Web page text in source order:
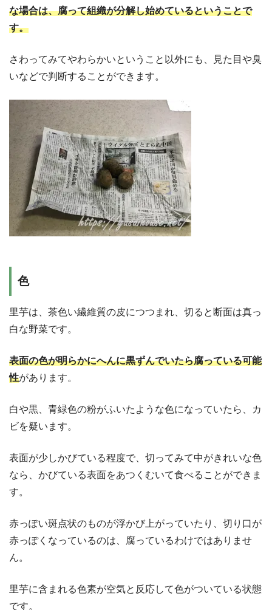
な場合は、腐って組織が分解し始めているということで
す。
さわってみてやわらかいということ以外にも、見た目や臭
いなどで判断することができます。
色
里芋は、茶色い繊維質の皮につつまれ、切ると断面は真っ
白な野菜です。
表面の色が明らかにへんに黒ずんでいたら腐っている可能
性があります。
白や黒、青緑色の粉がふいたような色になっていたら、カ
ビを疑います。
表面が少しかびている程度で、切ってみて中がきれいな色
なら、かびている表面をあつくむいて食べることができま
す。
赤っぽい斑点状のものが浮かび上がっていたり、切り口が
赤っぽくなっているのは、腐っているわけではありませ
ん。
里芋に含まれる色素が空気と反応して色がついている状態
です。